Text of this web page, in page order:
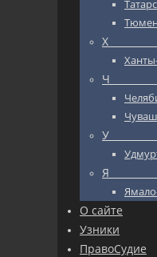
О сайте
Узники
ПравоСудие